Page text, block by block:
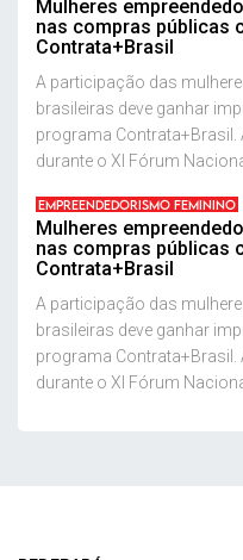
Mulheres
nas compras públicas
Contrata+Brasil
A participação das
brasileiras deve ganhar
programa Contrata+Brasil.
durante o XI Fórum
EMPREENDEDORISMO FEMININO
Mulheres
nas compras públicas
Contrata+Brasil
A participação das
brasileiras deve ganhar
programa Contrata+Brasil.
durante o XI Fórum